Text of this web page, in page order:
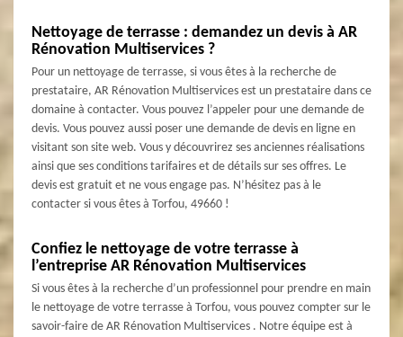
Nettoyage de terrasse : demandez un devis à AR
Rénovation Multiservices ?
Pour un nettoyage de terrasse, si vous êtes à la recherche de
prestataire, AR Rénovation Multiservices est un prestataire dans ce
domaine à contacter. Vous pouvez l’appeler pour une demande de
devis. Vous pouvez aussi poser une demande de devis en ligne en
visitant son site web. Vous y découvrirez ses anciennes réalisations
ainsi que ses conditions tarifaires et de détails sur ses offres. Le
devis est gratuit et ne vous engage pas. N’hésitez pas à le
contacter si vous êtes à Torfou, 49660 !
Confiez le nettoyage de votre terrasse à
l’entreprise AR Rénovation Multiservices
Si vous êtes à la recherche d’un professionnel pour prendre en main
le nettoyage de votre terrasse à Torfou, vous pouvez compter sur le
savoir-faire de AR Rénovation Multiservices . Notre équipe est à